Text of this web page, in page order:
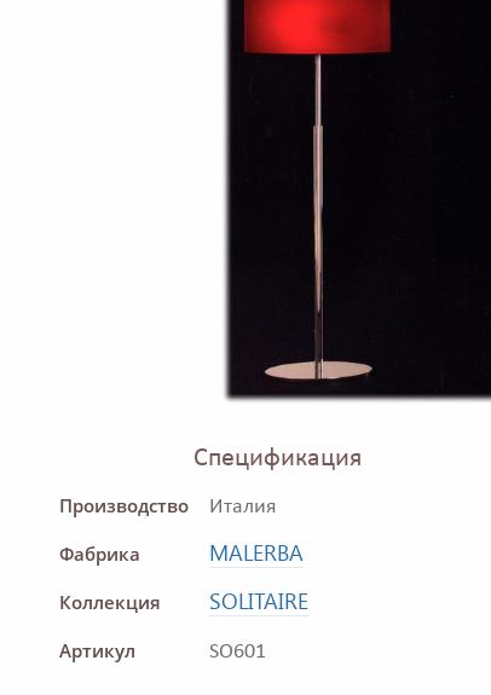
Спецификация
Производство Италия
Фабрика MALERBA
Коллекция SOLITAIRE
Артикул SO601